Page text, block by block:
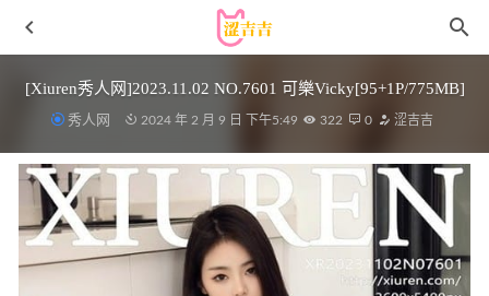
[Xiuren秀人网]2023.11.02 NO.7601 可樂Vicky[95+1P/775MB]
秀人网 2024 年 2 月 9 日 下午5:49 322 0 涩吉吉